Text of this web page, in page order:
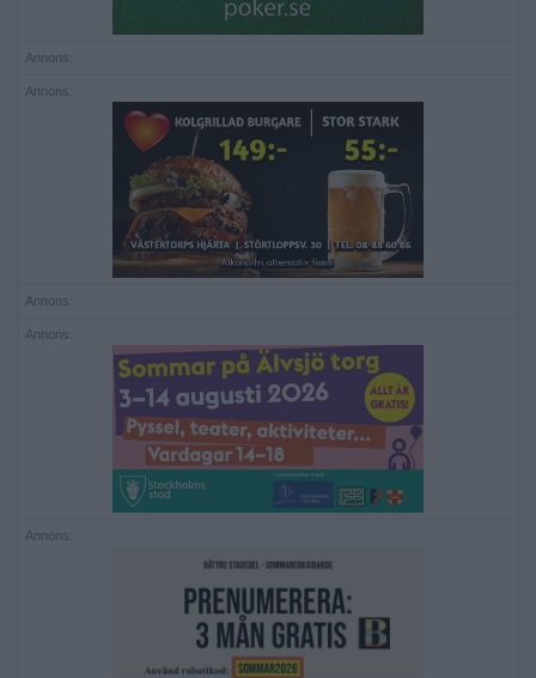
Annons:
Annons:
Annons:
Annons:
Annons: